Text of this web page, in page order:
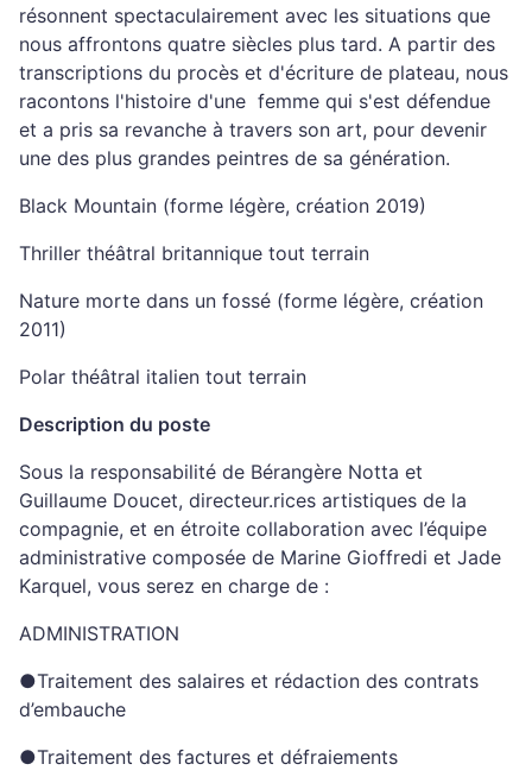
résonnent spectaculairement avec les situations que
nous affrontons quatre siècles plus tard. A partir des
transcriptions du procès et d'écriture de plateau, nous
racontons l'histoire d'une femme qui s'est défendue
et a pris sa revanche à travers son art, pour devenir
une des plus grandes peintres de sa génération.
Black Mountain (forme légère, création 2019)
Thriller théâtral britannique tout terrain
Nature morte dans un fossé (forme légère, création
2011)
Polar théâtral italien tout terrain
Description du poste
Sous la responsabilité de Bérangère Notta et
Guillaume Doucet, directeur.rices artistiques de la
compagnie, et en étroite collaboration avec l’équipe
administrative composée de Marine Gioffredi et Jade
Karquel, vous serez en charge de :
ADMINISTRATION
●Traitement des salaires et rédaction des contrats
d’embauche
●Traitement des factures et défraiements